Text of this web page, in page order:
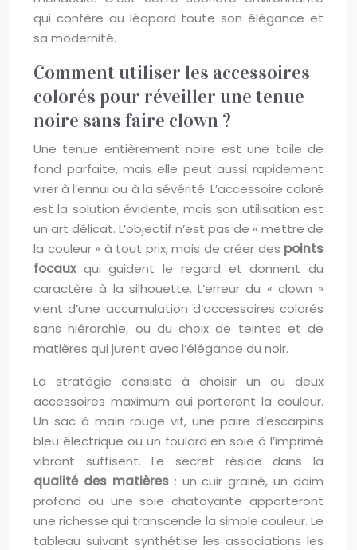
qui confère au léopard toute son élégance et
sa modernité.
Comment utiliser les accessoires
colorés pour réveiller une tenue
noire sans faire clown ?
Une tenue entièrement noire est une toile de
fond parfaite, mais elle peut aussi rapidement
virer à l’ennui ou à la sévérité. L’accessoire coloré
est la solution évidente, mais son utilisation est
un art délicat. L’objectif n’est pas de « mettre de
la couleur » à tout prix, mais de créer des points
focauxqui guident le regard et donnent du
caractère à la silhouette. L’erreur du « clown »
vient d’une accumulation d’accessoires colorés
sans hiérarchie, ou du choix de teintes et de
matières qui jurent avec l’élégance du noir.
La stratégie consiste à choisir un ou deux
accessoires maximum qui porteront la couleur.
Un sac à main rouge vif, une paire d’escarpins
bleu électrique ou un foulard en soie à l’imprimé
vibrant suffisent. Le secret réside dans la
qualité des matières: un cuir grainé, un daim
profond ou une soie chatoyante apporteront
une richesse qui transcende la simple couleur. Le
tableau suivant synthétise les associations les